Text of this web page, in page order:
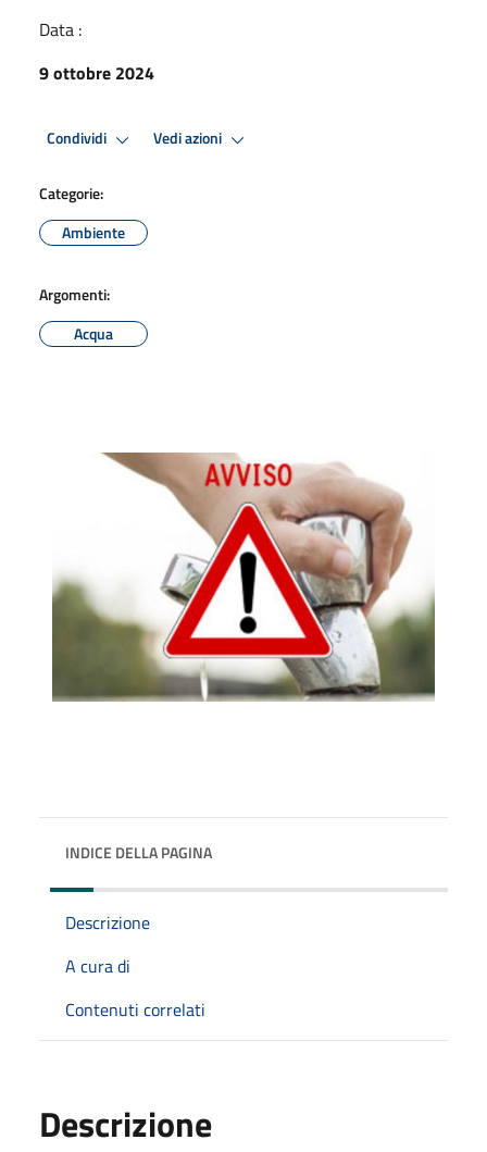
Data :
9 ottobre 2024
Condividi Vedi azioni
Categorie:
Ambiente
Argomenti:
Acqua
INDICE DELLA PAGINA
Descrizione
A cura di
Contenuti correlati
Descrizione